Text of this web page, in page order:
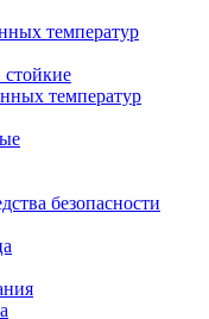
температур
температур
безопасности